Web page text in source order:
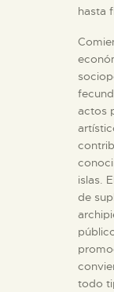
hasta
actos
islas.
de
todo